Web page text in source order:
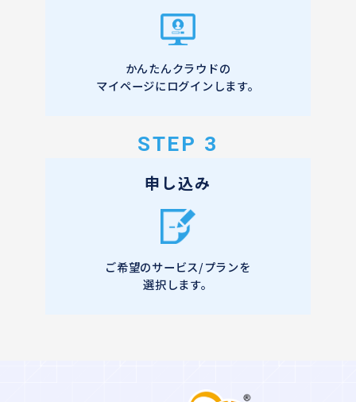
かんたんクラウドの
マイページにログインします。
STEP 3
申し込み
ご希望のサービス/プランを
選択します。